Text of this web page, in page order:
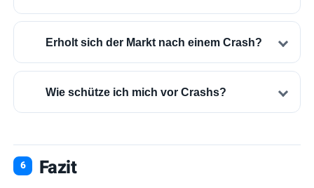
Erholt sich der Markt nach einem Crash?
Wie schütze ich mich vor Crashs?
Fazit